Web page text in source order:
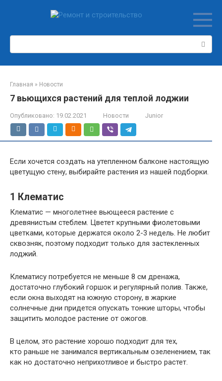
Поиск:
Главная » Новости
7 вьющихся растений для теплой лоджии
Опубликовано: 19.02.2021 Новости Junior
Если хочется создать на утепленном балконе настоящую
цветущую стену, выбирайте растения из нашей подборки.
1 Клематис
Клематис — многолетнее вьющееся растение с
древянистым стеблем. Цветет крупными фиолетовыми
цветками, которые держатся около 2-3 недель. Не любит
сквозняк, поэтому подходит только для застекленных
лоджий.
Клематису потребуется не меньше 8 см дренажа,
достаточно глубокий горшок и регулярный полив. Также,
если окна выходят на южную сторону, в жаркие
солнечные дни придется опускать тонкие шторы, чтобы
защитить молодое растение от ожогов.
В целом, это растение хорошо подходит для тех,
кто раньше не занимался вертикальным озеленением, так
как но достаточно неприхотливое и быстро растет.